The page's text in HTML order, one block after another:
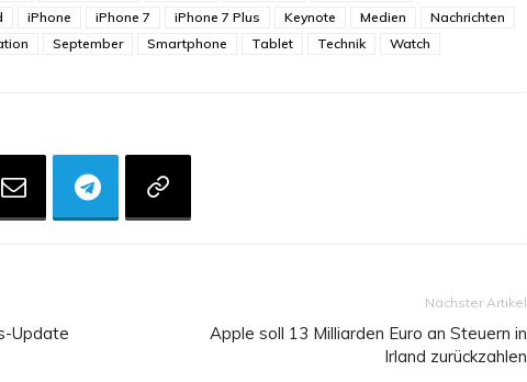
iPhone iPhone 7 iPhone 7 Plus Keynote Medien
Nachrichten
September Smartphone Tablet Technik Watch
Update
Nächster Artikel
Apple soll 13 Milliarden Euro an Steuern in
Irland zurückzahlen